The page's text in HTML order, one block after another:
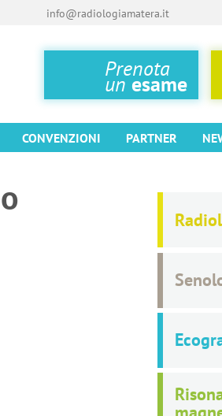
info@radiologiamatera.it
Prenota
unesame
CONVENZIONI PARTNER